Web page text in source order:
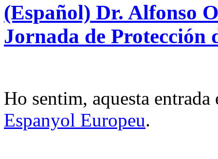
(Español) Dr. Alfonso
Jornada de Protección
Ho sentim, aquesta
Espanyol Europeu.